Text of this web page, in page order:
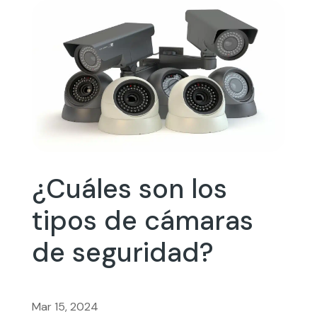
¿Cuáles son los
tipos de cámaras
de seguridad?
Mar 15, 2024